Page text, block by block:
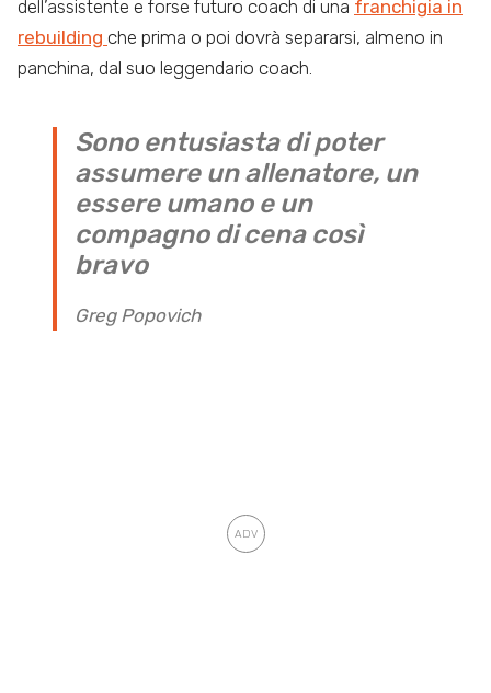
dell’assistente e forse futuro coach di una franchigia in
rebuilding che prima o poi dovrà separarsi, almeno in
panchina, dal suo leggendario coach.
Sono entusiasta di poter
assumere un allenatore, un
essere umano e un
compagno di cena così
bravo
Greg Popovich